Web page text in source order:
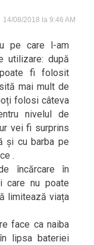
14/08/2018 la 9:46 AM
pe care l-am
utilizare: după
fi folosit
mai mult de
folosi câteva
nivelul de
vei fi surprins
și cu barba pe
.
încărcare în
care nu poate
limitează viața
face ca naiba
lipsa bateriei